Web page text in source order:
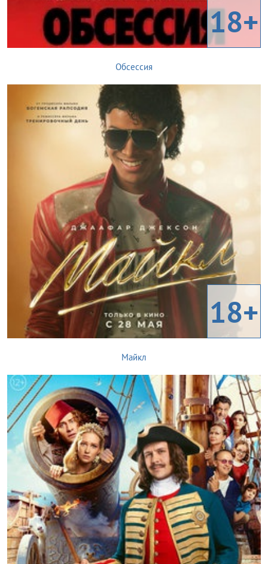
18+
Обсессия
18+
Майкл